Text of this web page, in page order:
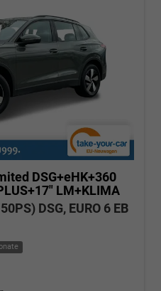
DSG+eHK+360
LM+KLIMA
DSG, EURO 6 EB